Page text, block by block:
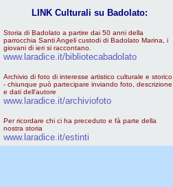
LINK Culturali su Badolato:
Storia di Badolato a partire dai 50 anni della
parrocchia Santi Angeli custodi di Badolato Marina, i
giovani di ieri si raccontano.
www.laradice.it/bibliotecabadolato
Archivio di foto di interesse artistico culturale e storico
- chiunque può partecipare inviando foto, descrizione
e dati dell'autore
www.laradice.it/archiviofoto
Per ricordare chi ci ha preceduto e fà parte della
nostra storia
www.laradice.it/estinti